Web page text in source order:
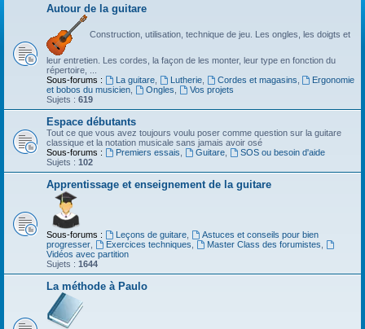
Autour de la guitare
Construction, utilisation, technique de jeu. Les ongles, les doigts et
leur entretien. Les cordes, la façon de les monter, leur type en fonction du
répertoire, ...
Sous-forums :
La guitare, Lutherie, Cordes et magasins
Ergonomie
et bobos du musicien
Ongles
Vos projets
Sujets : 619
Espace débutants
Tout ce que vous avez toujours voulu poser comme question sur la guitare
classique et la notation musicale sans jamais avoir osé
Sous-forums :
Premiers essais Guitare,
SOS ou besoin d'aide
Sujets : 102
Apprentissage et enseignement de la guitare
Sous-forums : Leçons de guitare,
Astuces et conseils pour bien
progresser
Exercices techniques Master Class des forumistes
Vidéos avec partition
Sujets : 1644
La méthode à Paulo